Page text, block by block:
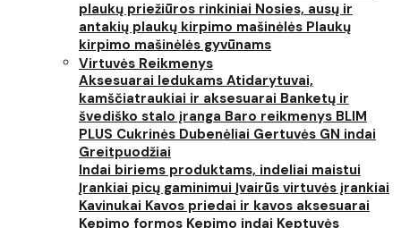
plaukų priežiūros rinkiniai Nosies, ausų ir
antakių plaukų kirpimo mašinėlės Plaukų
kirpimo mašinėlės gyvūnams
Virtuvės Reikmenys
Aksesuarai ledukams Atidarytuvai,
kamščiatraukiai ir aksesuarai Banketų ir
švediško stalo įranga Baro reikmenys BLIM
PLUS Cukrinės Dubenėliai Gertuvės GN indai
Greitpuodžiai
Indai biriems produktams, indeliai maistui
Įrankiai picų gaminimui Įvairūs virtuvės įrankiai
Kavinukai Kavos priedai ir kavos aksesuarai
Kepimo formos Kepimo indai Keptuvės